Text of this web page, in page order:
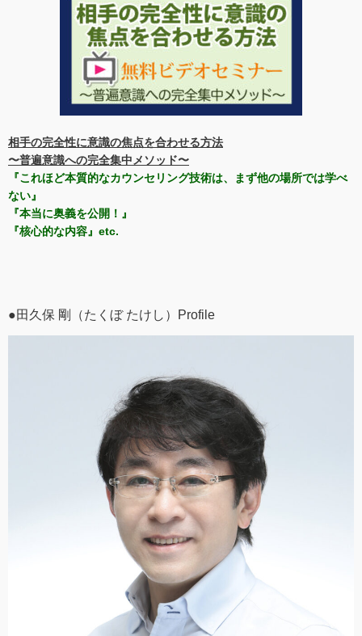
相手の完全性に意識の焦点を合わせる方法
〜普遍意識への完全集中メソッド〜
『これほど本質的なカウンセリング技術は、まず他の場所では学べ
ない』
『本当に奥義を公開！』
『核心的な内容』etc.
●田久保 剛（たくぼ たけし）Profile